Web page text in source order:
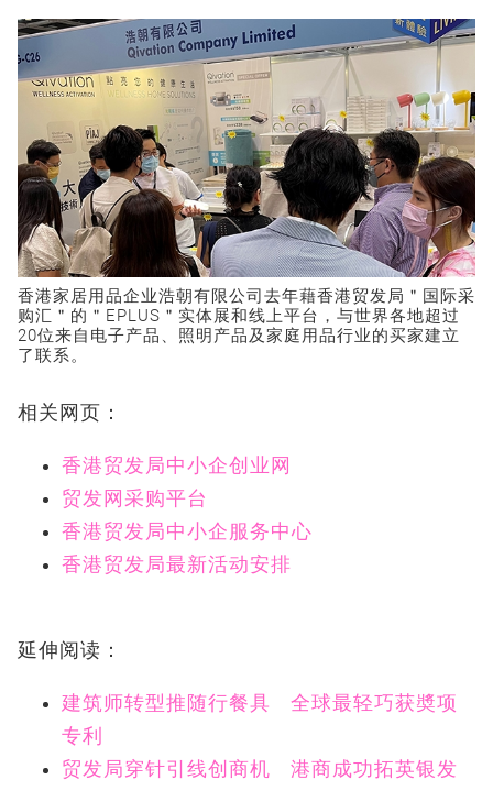
香港家居用品企业浩朝有限公司去年藉香港贸发局＂国际采
购汇＂的＂EPLUS＂实体展和线上平台，与世界各地超过
20位来自电子产品、照明产品及家庭用品行业的买家建立
了联系。
相关网页：
香港贸发局中小企创业网
贸发网采购平台
香港贸发局中小企服务中心
香港贸发局最新活动安排
延伸阅读：
建筑师转型推随行餐具 全球最轻巧获奬项
专利
贸发局穿针引线创商机 港商成功拓英银发